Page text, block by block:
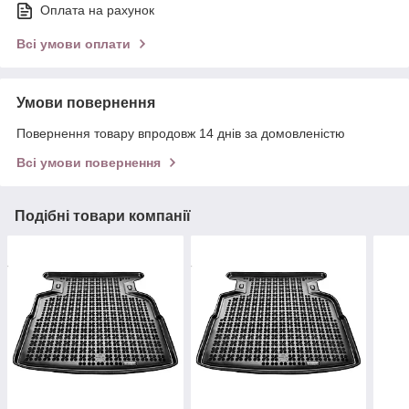
Оплата на рахунок
Всі умови оплати
Умови повернення
Повернення товару впродовж 14 днів за домовленістю
Всі умови повернення
Подібні товари компанії